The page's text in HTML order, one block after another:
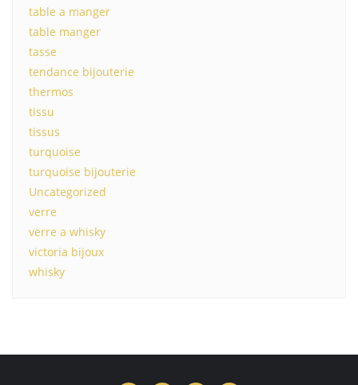
table a manger
table manger
tasse
tendance bijouterie
thermos
tissu
tissus
turquoise
turquoise bijouterie
Uncategorized
verre
verre a whisky
victoria bijoux
whisky